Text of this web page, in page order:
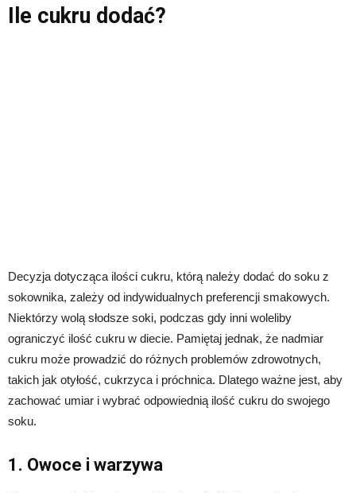
Ile cukru dodać?
Decyzja dotycząca ilości cukru, którą należy dodać do soku z
sokownika, zależy od indywidualnych preferencji smakowych.
Niektórzy wolą słodsze soki, podczas gdy inni woleliby
ograniczyć ilość cukru w diecie. Pamiętaj jednak, że nadmiar
cukru może prowadzić do różnych problemów zdrowotnych,
takich jak otyłość, cukrzyca i próchnica. Dlatego ważne jest, aby
zachować umiar i wybrać odpowiednią ilość cukru do swojego
soku.
1. Owoce i warzywa